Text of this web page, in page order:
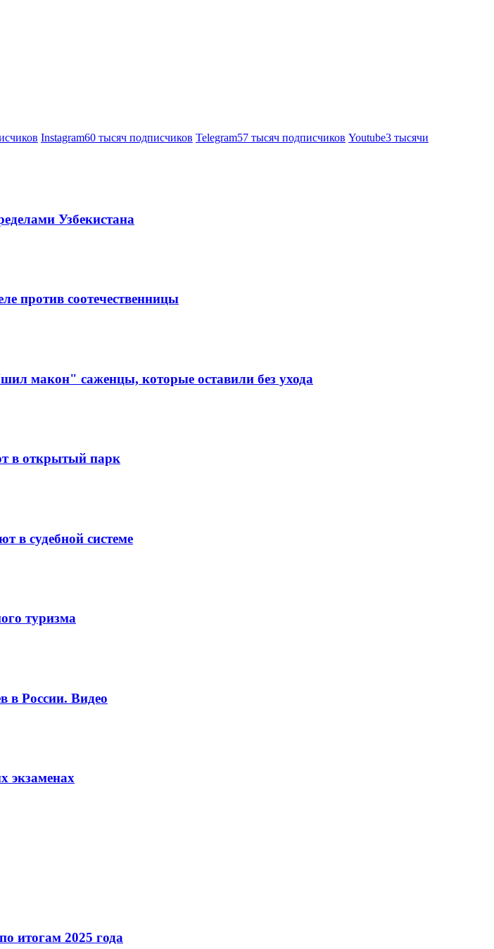
Instagram60 тысяч подписчиков Telegram57 тысяч подписчиков Youtube3 тысячи
Узбекистана
против соотечественницы
макон" саженцы, которые оставили без ухода
в открытый парк
в судебной системе
туризма
в России. Видео
экзаменах
итогам 2025 года